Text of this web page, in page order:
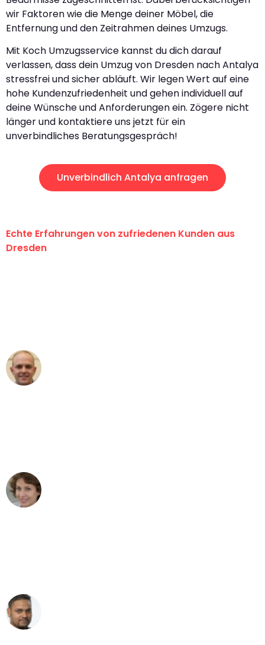
wir Faktoren wie die Menge deiner Möbel, die
Entfernung und den Zeitrahmen deines Umzugs.
Mit Koch Umzugsservice kannst du dich darauf
verlassen, dass dein Umzug von Dresden nach Antalya
stressfrei und sicher abläuft. Wir legen Wert auf eine
hohe Kundenzufriedenheit und gehen individuell auf
deine Wünsche und Anforderungen ein. Zögere nicht
länger und kontaktiere uns jetzt für ein
unverbindliches Beratungsgespräch!
Unverbindlich Antalya anfragen
Echte Erfahrungen von zufriedenen Kunden aus
Dresden